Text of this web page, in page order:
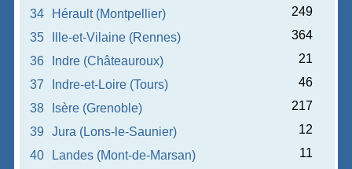
34
Hérault (Montpellier)
249
35
Ille-et-Vilaine (Rennes)
364
36
Indre (Châteauroux)
21
37
Indre-et-Loire (Tours)
46
38
Isère (Grenoble)
217
39
Jura (Lons-le-Saunier)
12
40
Landes (Mont-de-Marsan)
11